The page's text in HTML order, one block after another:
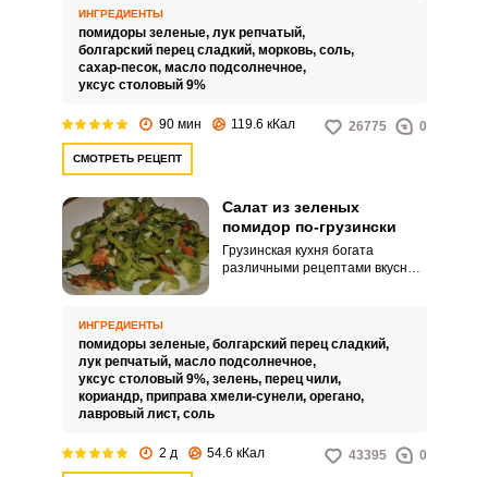
ИНГРЕДИЕНТЫ
помидоры зеленые, лук репчатый,
болгарский перец сладкий, морковь, соль,
сахар-песок, масло подсолнечное,
уксус столовый 9%
90 мин 119.6 кКал 26775 0
СМОТРЕТЬ РЕЦЕПТ
Салат из зеленых
помидор по-грузински
Грузинская кухня богата
различными рецептами вкусных
остаются хрустящими, но
приобретают изысканную
пикантность.
ИНГРЕДИЕНТЫ
помидоры зеленые, болгарский перец сладкий,
лук репчатый, масло подсолнечное,
уксус столовый 9%, зелень, перец чили,
кориандр, приправа хмели-сунели, орегано,
лавровый лист, соль
2 д 54.6 кКал 43395 0